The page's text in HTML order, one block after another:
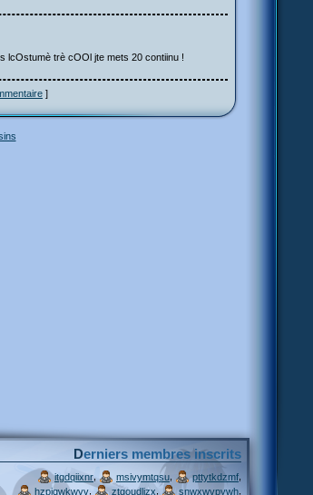
lcOstumè trè cOOl jte mets 20 contiinu !
]
Derniers membres inscrits
itgdqiixnr msivymtqsu pttytkdzmf
hzpjqwkwvv
ztgoudljzx snwxwvpywh